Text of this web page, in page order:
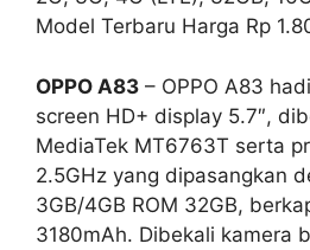
Model Terbaru Harga Rp
OPPO A83 – OPPO A83
screen HD+ display 5.7″,
MediaTek MT6763T serta
2.5GHz yang dipasangkan
3GB/4GB ROM 32GB,
3180mAh. Dibekali kamera